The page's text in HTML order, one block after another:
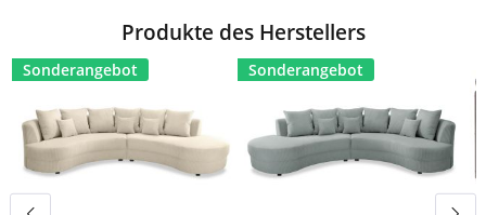
Produkte des Herstellers
Sonderangebot Sonderangebot